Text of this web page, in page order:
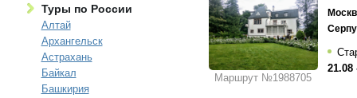
Туры по России
Алтай
Архангельск
Астрахань
Байкал
Башкирия
Маршрут №1988705
21.08